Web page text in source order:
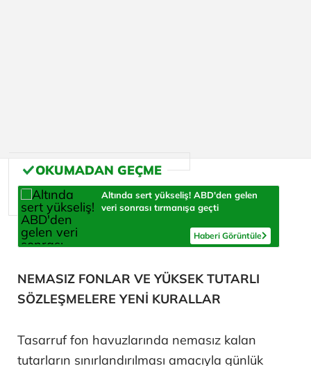
Altında sert yükseliş! ABD'den gelen
veri sonrası tırmanışa geçti
Haberi Görüntüle
NEMASIZ FONLAR VE YÜKSEK TUTARLI
SÖZLEŞMELERE YENİ KURALLAR
Tasarruf fon havuzlarında nemasız kalan
tutarların sınırlandırılması amacıyla günlük